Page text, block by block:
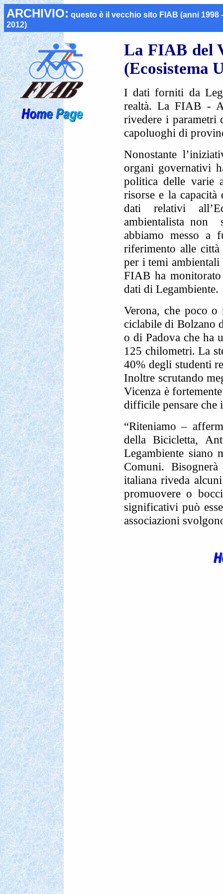
ARCHIVIO: questo è il vecchio sito FIAB (anni 1998 -
2012)
La FIAB del
(Ecosistema
I dati forniti da
realtà. La FIAB -
rivedere i parametri
capoluoghi di
Nonostante
organi governativi
politica delle varie
risorse e la
dati relativi
ambientalista non
abbiamo messo a
riferimento alle
per i temi ambientali
FIAB ha
dati di Legambiente.
Verona, che poco
ciclabile di Bolzano
o di Padova che ha
125 chilometri. La
40% degli studenti
Inoltre scrutando
Vicenza è
difficile pensare che
“Riteniamo –
della Bicicletta,
Legambiente siano
Comuni.
italiana riveda
promuovere o
significativi può
associazioni